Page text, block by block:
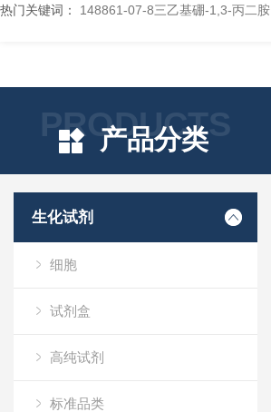
热门关键词： 148861-07-8三乙基硼-1,3-丙二胺
PRODUCTS
产品分类
生化试剂
细胞
试剂盒
高纯试剂
标准品类